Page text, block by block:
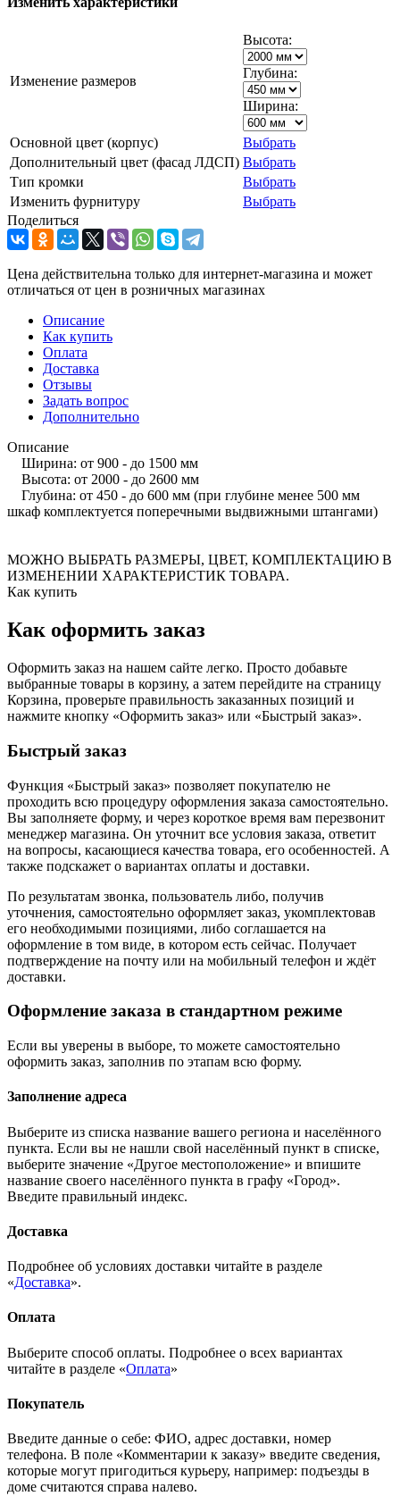
Изменение размеров
Высота:
Глубина:
Ширина:
Основной цвет (корпус)
Выбрать
Дополнительный цвет (фасад ЛДСП) Выбрать
Тип кромки
Выбрать
Изменить фурнитуру
Выбрать
Поделиться
Цена действительна только для интернет-магазина и может
отличаться от цен в розничных магазинах
Описание
Как купить
Оплата
Доставка
Отзывы
Задать вопрос
Дополнительно
Описание
Ширина: от 900 - до 1500 мм
Высота: от 2000 - до 2600 мм
Глубина: от 450 - до 600 мм (при глубине менее 500 мм
шкаф комплектуется поперечными выдвижными штангами)
МОЖНО ВЫБРАТЬ РАЗМЕРЫ, ЦВЕТ, КОМПЛЕКТАЦИЮ В
ИЗМЕНЕНИИ ХАРАКТЕРИСТИК ТОВАРА.
Как купить
Как оформить заказ
Оформить заказ на нашем сайте легко. Просто добавьте
выбранные товары в корзину, а затем перейдите на страницу
Корзина, проверьте правильность заказанных позиций и
нажмите кнопку «Оформить заказ» или «Быстрый заказ».
Быстрый заказ
Функция «Быстрый заказ» позволяет покупателю не
проходить всю процедуру оформления заказа самостоятельно.
Вы заполняете форму, и через короткое время вам перезвонит
менеджер магазина. Он уточнит все условия заказа, ответит
на вопросы, касающиеся качества товара, его особенностей. А
также подскажет о вариантах оплаты и доставки.
По результатам звонка, пользователь либо, получив
уточнения, самостоятельно оформляет заказ, укомплектовав
его необходимыми позициями, либо соглашается на
оформление в том виде, в котором есть сейчас. Получает
подтверждение на почту или на мобильный телефон и ждёт
доставки.
Оформление заказа в стандартном режиме
Если вы уверены в выборе, то можете самостоятельно
оформить заказ, заполнив по этапам всю форму.
Заполнение адреса
Выберите из списка название вашего региона и населённого
пункта. Если вы не нашли свой населённый пункт в списке,
выберите значение «Другое местоположение» и впишите
название своего населённого пункта в графу «Город».
Введите правильный индекс.
Доставка
Подробнее об условиях доставки читайте в разделе
«Доставка».
Оплата
Выберите способ оплаты. Подробнее о всех вариантах
читайте в разделе «Оплата»
Покупатель
Введите данные о себе: ФИО, адрес доставки, номер
телефона. В поле «Комментарии к заказу» введите сведения,
которые могут пригодиться курьеру, например: подъезды в
доме считаются справа налево.